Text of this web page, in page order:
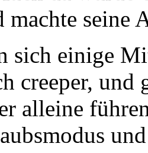
machte seine
sich einige
creeper, und
alleine